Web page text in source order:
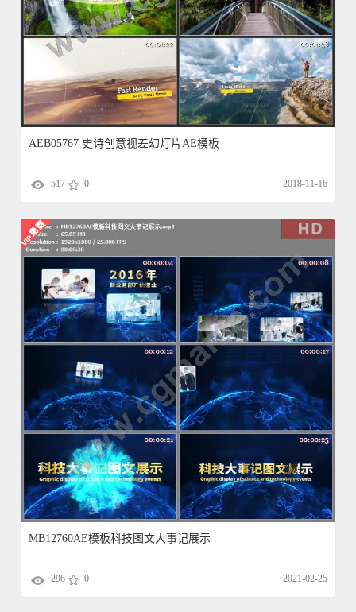
AEB05767 史诗创意视差幻灯片AE模板
517 0 2018-11-16
MB12760AE模板科技图文大事记展示
296 0 2021-02-25